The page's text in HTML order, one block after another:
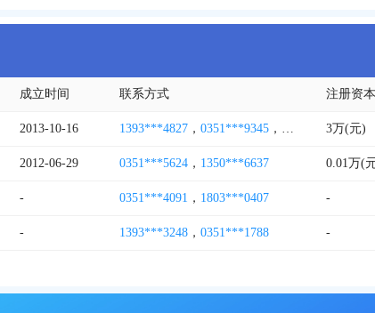
成立时间 联系方式 注册资本
2013-10-16 1393***4827 ， 0351***9345 ， 1393***3721，
3万(元)
2012-06-29 0351***5624 ， 1350***6637 0.01万(
- 0351***4091 ， 1803***0407 -
- 1393***3248 ， 0351***1788 -